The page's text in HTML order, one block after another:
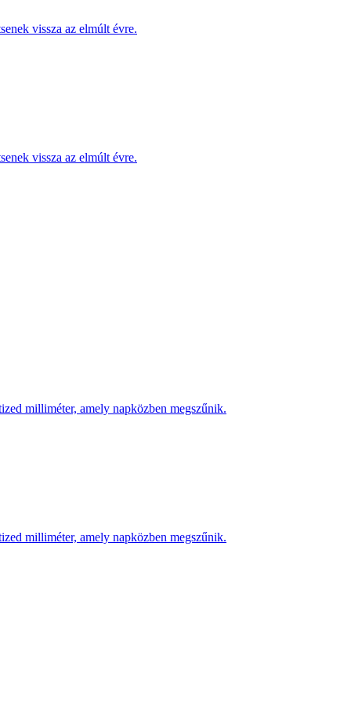
vissza az elmúlt évre.
vissza az elmúlt évre.
milliméter, amely napközben megszűnik.
milliméter, amely napközben megszűnik.